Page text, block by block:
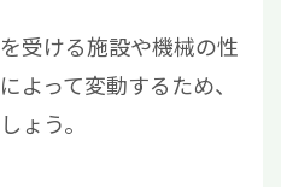
受ける施設や機械の性
よって変動するため、
ょう。